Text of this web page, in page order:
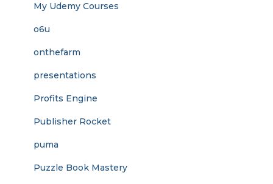
My Udemy Courses
o6u
onthefarm
presentations
Profits Engine
Publisher Rocket
puma
Puzzle Book Mastery